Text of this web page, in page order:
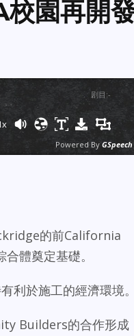
園再開
剧目 :-
Powered By GSpeech
的前California
體奠定基礎。
利於施工的經濟環境
Builders的合作形成